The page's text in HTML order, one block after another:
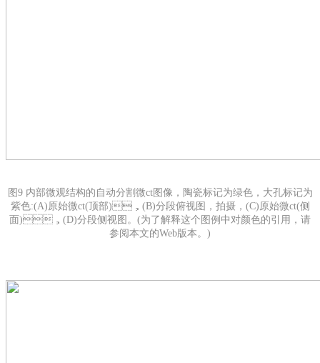
图9 内部微观结构的自动分割微ct图像，陶瓷标记为绿色，大孔标记为
紫色:(A)原始微ct(顶部)，(B)分段俯视图，拍摄，(C)原始微ct(侧
面)，(D)分段侧视图。(为了解释这个图例中对颜色的引用，请
参阅本文的Web版本。)